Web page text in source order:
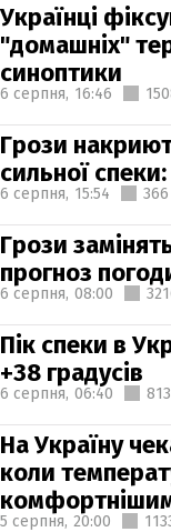
Українці
"домашніх"
синоптики
6 серпня, 16:46
Грози
сильної
6 серпня, 15:54 366
Грози
прогноз
6 серпня, 08:00
Пік спеки в
+38 градусів
6 серпня, 06:40 813
На Україну
коли
5 серпня, 20:00